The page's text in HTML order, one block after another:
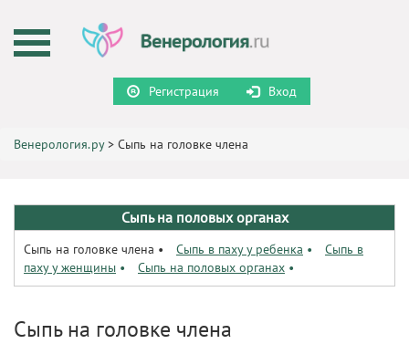
Регистрация Вход
Венерология.ру> Сыпь на головке члена
Сыпь на половых органах
Сыпь на головке члена • Сыпь в паху у ребенка •
Сыпь в
паху у женщины • Сыпь на половых органах •
Сыпь на головке члена